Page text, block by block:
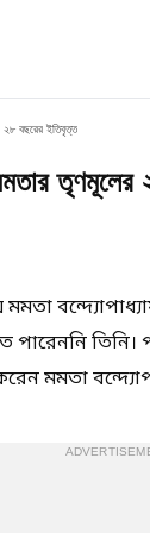
২৮ বছরের ইতিবৃত্ত
তিনি।
করেন মমতা